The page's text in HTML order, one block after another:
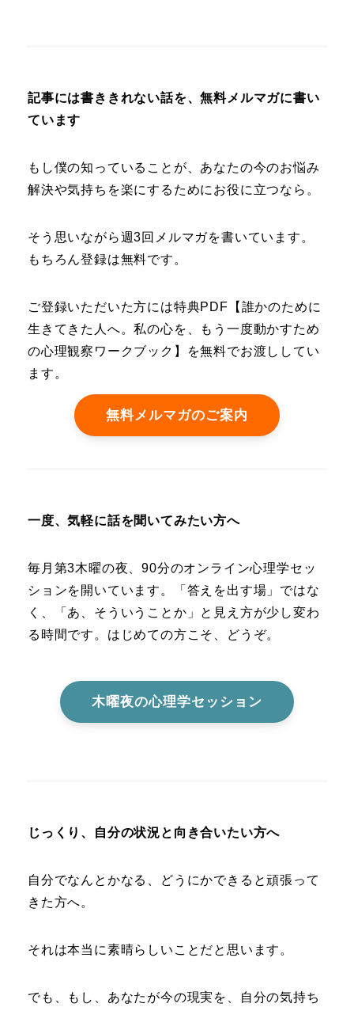
記事には書ききれない話を、無料メルマガに書い
ています
もし僕の知っていることが、あなたの今のお悩み
解決や気持ちを楽にするためにお役に立つなら。
そう思いながら週3回メルマガを書いています。
もちろん登録は無料です。
ご登録いただいた方には特典PDF【誰かのために
生きてきた人へ。私の心を、もう一度動かすため
の心理観察ワークブック】を無料でお渡ししてい
ます。
無料メルマガのご案内
一度、気軽に話を聞いてみたい方へ
毎月第3木曜の夜、90分のオンライン心理学セッ
ションを開いています。「答えを出す場」ではな
く、「あ、そういうことか」と見え方が少し変わ
る時間です。はじめての方こそ、どうぞ。
木曜夜の心理学セッション
じっくり、自分の状況と向き合いたい方へ
自分でなんとかなる、どうにかできると頑張って
きた方へ。
それは本当に素晴らしいことだと思います。
でも、もし、あなたが今の現実を、自分の気持ち